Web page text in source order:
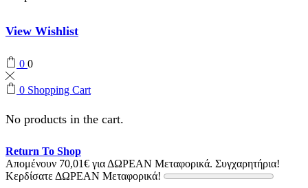
View Wishlist
0 0
0 Shopping Cart
No products in the cart.
Return To Shop
Απομένουν 70,01€ για ΔΩΡΕΑΝ Μεταφορικά. Συγχαρητήρια!
Κερδίσατε ΔΩΡΕΑΝ Μεταφορικά!